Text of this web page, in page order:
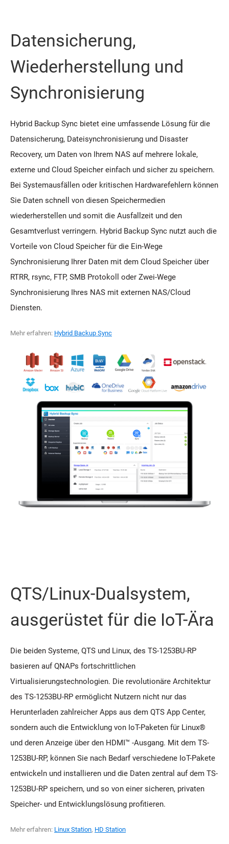
Datensicherung,
Wiederherstellung und
Synchronisierung
Hybrid Backup Sync bietet eine umfassende Lösung für die
Datensicherung, Dateisynchronisierung und Disaster
Recovery, um Daten von Ihrem NAS auf mehrere lokale,
externe und Cloud Speicher einfach und sicher zu speichern.
Bei Systemausfällen oder kritischen Hardwarefehlern können
Sie Daten schnell von diesen Speichermedien
wiederherstellen und somit die Ausfallzeit und den
Gesamtverlust verringern. Hybrid Backup Sync nutzt auch die
Vorteile von Cloud Speicher für die Ein-Wege
Synchronisierung Ihrer Daten mit dem Cloud Speicher über
RTRR, rsync, FTP, SMB Protokoll oder Zwei-Wege
Synchronisierung Ihres NAS mit externen NAS/Cloud
Diensten.
Mehr erfahren: Hybrid Backup Sync
QTS/Linux-Dualsystem,
ausgerüstet für die IoT-Ära
Die beiden Systeme, QTS und Linux, des TS-1253BU-RP
basieren auf QNAPs fortschrittlichen
Virtualisierungstechnologien. Die revolutionäre Architektur
des TS-1253BU-RP ermöglicht Nutzern nicht nur das
Herunterladen zahlreicher Apps aus dem QTS App Center,
sondern auch die Entwicklung von IoT-Paketen für Linux®
und deren Anzeige über den HDMI™ -Ausgang. Mit dem TS-
1253BU-RP, können Sie nach Bedarf verschiedene IoT-Pakete
entwickeln und installieren und die Daten zentral auf dem TS-
1253BU-RP speichern, und so von einer sicheren, privaten
Speicher- und Entwicklungslösung profitieren.
Mehr erfahren: Linux Station, HD Station